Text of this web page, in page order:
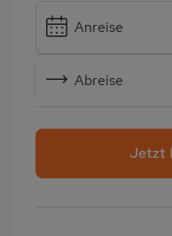
Anreise
Abreise
Jetzt